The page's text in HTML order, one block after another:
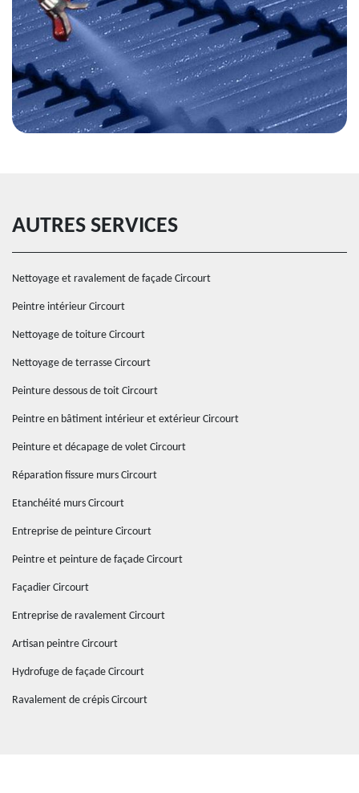
AUTRES SERVICES
Nettoyage et ravalement de façade Circourt
Peintre intérieur Circourt
Nettoyage de toiture Circourt
Nettoyage de terrasse Circourt
Peinture dessous de toit Circourt
Peintre en bâtiment intérieur et extérieur Circourt
Peinture et décapage de volet Circourt
Réparation fissure murs Circourt
Etanchéité murs Circourt
Entreprise de peinture Circourt
Peintre et peinture de façade Circourt
Façadier Circourt
Entreprise de ravalement Circourt
Artisan peintre Circourt
Hydrofuge de façade Circourt
Ravalement de crépis Circourt